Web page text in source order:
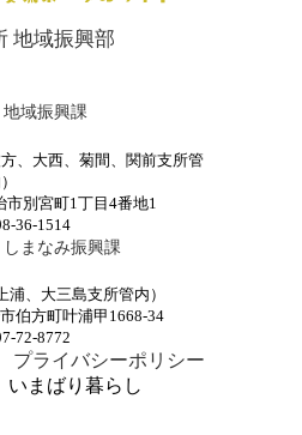
地域振興部
域振興課
、大西、菊間、関前支所管
市別宮町1丁目4番地1
36-1514
まなみ振興課
浦、大三島支所管内）
伯方町叶浦甲1668-34
72-8772
プライバシーポリシー
いまばり暮らし